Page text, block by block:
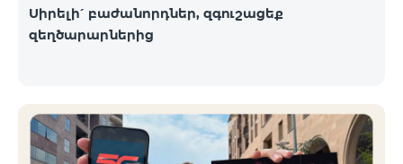
Սիրելի՛ բաժանորդներ, զգուշացեք
զեղծարարներից